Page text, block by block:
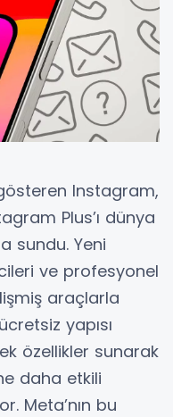
Instagram,
Plus’ı dünya
sundu. Yeni
ve profesyonel
araçlarla
yapısı
özellikler sunarak
daha etkili
Meta’nın bu